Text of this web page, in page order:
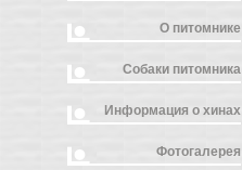
О питомнике
Собаки питомника
Информация о хинах
Фотогалерея